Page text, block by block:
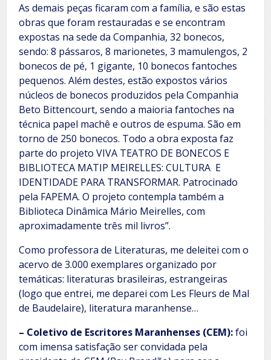
As demais peças ficaram com a família, e são estas
obras que foram restauradas e se encontram
expostas na sede da Companhia, 32 bonecos,
sendo: 8 pássaros, 8 marionetes, 3 mamulengos, 2
bonecos de pé, 1 gigante, 10 bonecos fantoches
pequenos. Além destes, estão expostos vários
núcleos de bonecos produzidos pela Companhia
Beto Bittencourt, sendo a maioria fantoches na
técnica papel machê e outros de espuma. São em
torno de 250 bonecos. Todo a obra exposta faz
parte do projeto VIVA TEATRO DE BONECOS E
BIBLIOTECA MATIP MEIRELLES: CULTURA E
IDENTIDADE PARA TRANSFORMAR. Patrocinado
pela FAPEMA. O projeto contempla também a
Biblioteca Dinâmica Mário Meirelles, com
aproximadamente três mil livros”.
Como professora de Literaturas, me deleitei com o
acervo de 3.000 exemplares organizado por
temáticas: literaturas brasileiras, estrangeiras
(logo que entrei, me deparei com Les Fleurs de Mal
de Baudelaire), literatura maranhense…
– Coletivo de Escritores Maranhenses (CEM):foi
com imensa satisfação ser convidada pela